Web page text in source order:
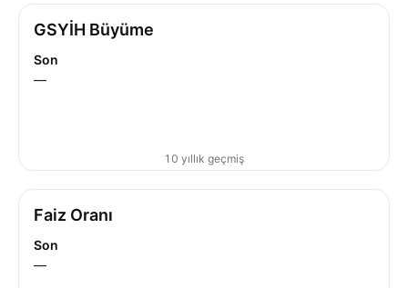
GSYİH Büyüme
Son
—
10 yıllık geçmiş
Faiz Oranı
Son
—